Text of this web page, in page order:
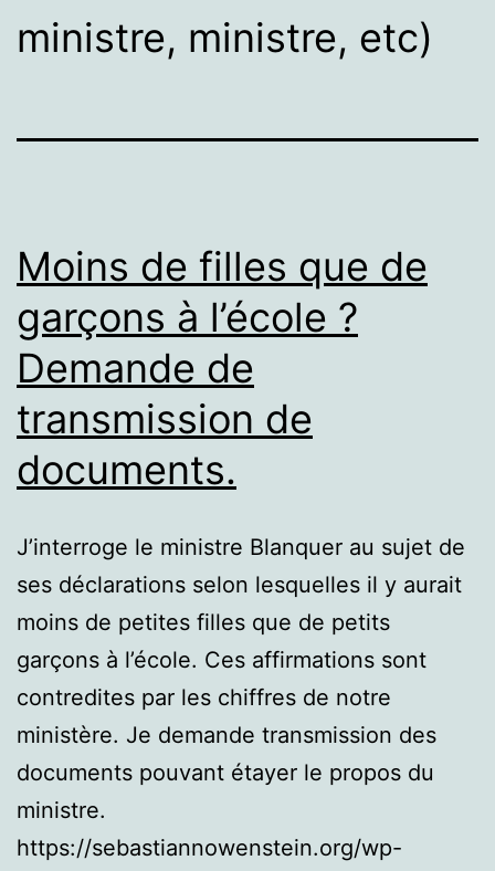
ministre, ministre, etc)
Moins de filles que de
garçons à l’école ?
Demande de
transmission de
documents.
J’interroge le ministre Blanquer au sujet de
ses déclarations selon lesquelles il y aurait
moins de petites filles que de petits
garçons à l’école. Ces affirmations sont
contredites par les chiffres de notre
ministère. Je demande transmission des
documents pouvant étayer le propos du
ministre.
https://sebastiannowenstein.org/wp-